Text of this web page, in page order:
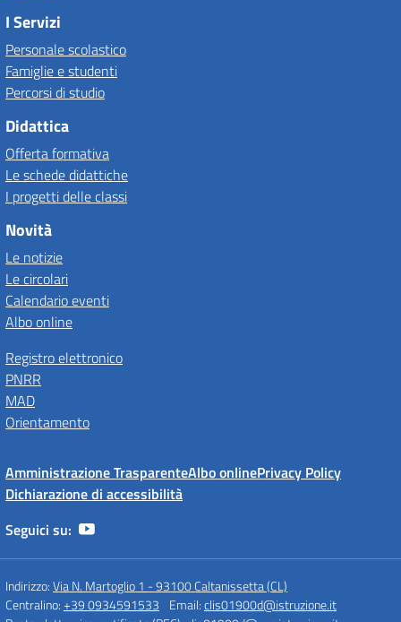
I Servizi
Personale scolastico
Famiglie e studenti
Percorsi di studio
Didattica
Offerta formativa
Le schede didattiche
I progetti delle classi
Novità
Le notizie
Le circolari
Calendario eventi
Albo online
Registro elettronico
PNRR
MAD
Orientamento
Amministrazione TrasparenteAlbo onlinePrivacy Policy
Dichiarazione di accessibilità
Seguici su:
Indirizzo:Via N. Martoglio 1 - 93100 Caltanissetta (CL)
Centralino:+39 0934591533 Email:clis01900d@istruzione.it